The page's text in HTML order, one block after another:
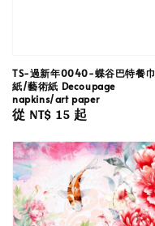
TS-過新年0040-蝶谷巴特餐巾
紙/藝術紙 Decoupage
napkins/art paper
Regular
從 NT$ 15起